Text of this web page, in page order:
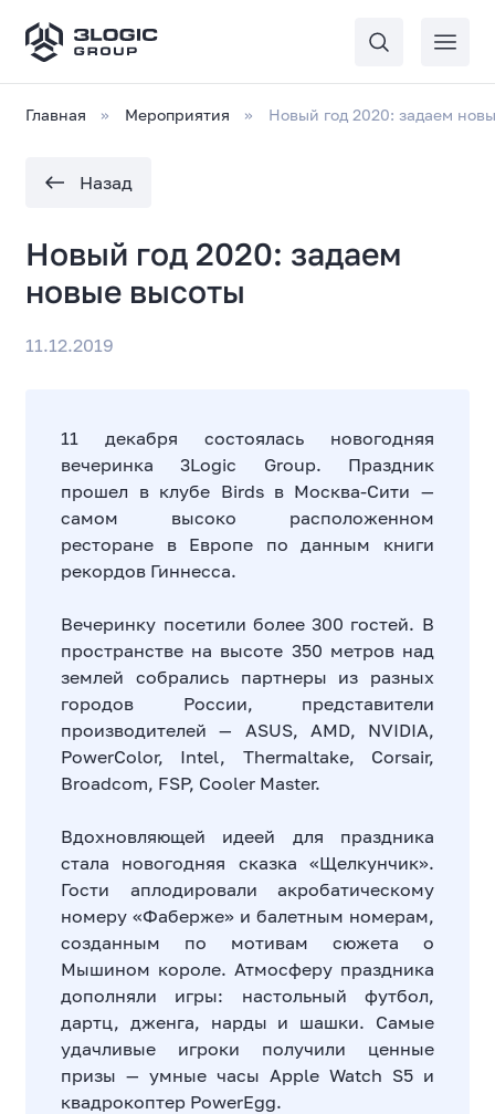
Главная Мероприятия Новый год 2020: задаем
Назад
Новый год 2020: задаем
новые высоты
11.12.2019
11 декабря состоялась новогодняя
вечеринка 3Logic Group. Праздник
прошел в клубе Birds в Москва-Сити —
самом высоко расположенном
ресторане в Европе по данным книги
рекордов Гиннесса.
Вечеринку посетили более 300 гостей. В
пространстве на высоте 350 метров над
землей собрались партнеры из разных
городов России, представители
производителей — ASUS, AMD, NVIDIA,
PowerColor, Intel, Thermaltake, Corsair,
Broadcom, FSP, Cooler Master.
Вдохновляющей идеей для праздника
стала новогодняя сказка «Щелкунчик».
Гости аплодировали акробатическому
номеру «Фаберже» и балетным номерам,
созданным по мотивам сюжета о
Мышином короле. Атмосферу праздника
дополняли игры: настольный футбол,
дартц, дженга, нарды и шашки. Самые
удачливые игроки получили ценные
призы — умные часы Apple Watch S5 и
квадрокоптер PowerEgg.